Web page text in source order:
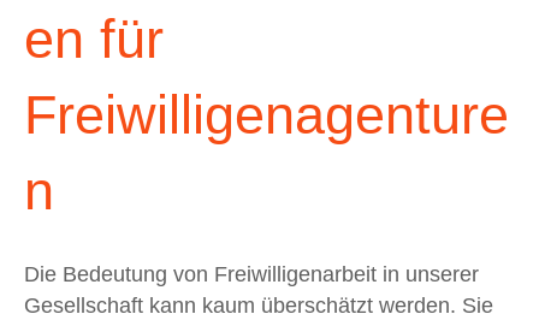
en für
Freiwilligenagenture
n
Die Bedeutung von Freiwilligenarbeit in unserer
Gesellschaft kann kaum überschätzt werden. Sie